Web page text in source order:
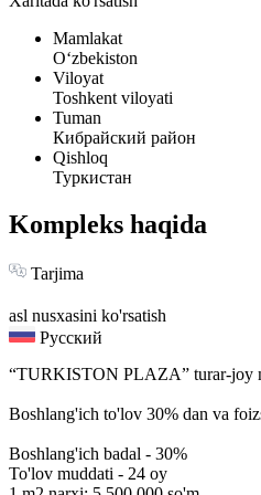
Mamlakat
Oʻzbekiston
Viloyat
Toshkent viloyati
Tuman
Кибрайский район
Qishloq
Туркистан
Kompleks haqida
Tarjima
asl nusxasini ko'rsatish
Русский
“TURKISTON PLAZA” turar-joy
Boshlang'ich to'lov 30% dan va
Boshlang'ich badal - 30%
To'lov muddati - 24 oy